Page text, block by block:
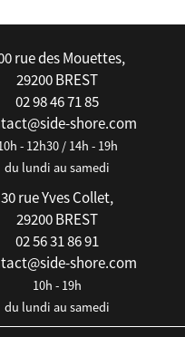
rue des Mouettes,
29200 BREST
02 98 46 71 85
shore.com
- 12h30 / 14h - 19h
du lundi au samedi
30 rue Yves Collet,
29200 BREST
02 56 31 86 91
shore.com
10h - 19h
du lundi au samedi